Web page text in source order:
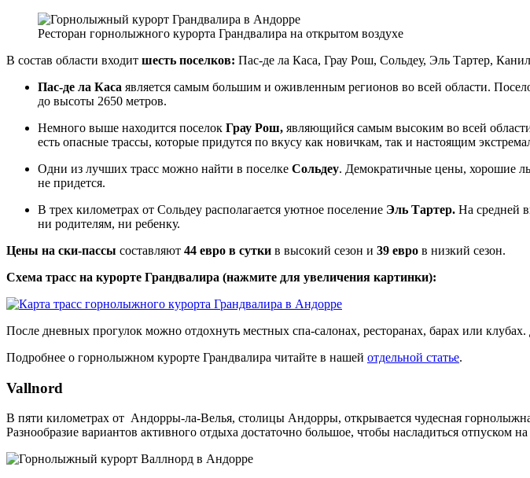
Ресторан горнолыжного курорта Грандвалира на открытом воздухе
В состав области входит шесть поселков: Пас-де ла Каса, Грау Рош, Сольдеу, Эль Тартер,
Пас-де ла Каса является самым большим и оживленным регионов во всей области.
до высоты 2650 метров.
Немного выше находится поселок Грау Рош, являющийся самым высоким во всей
есть опасные трассы, которые придутся по вкусу как новичкам, так и настоящим
Одни из лучших трасс можно найти в поселке Сольдеу. Демократичные цены, хорошие
не придется.
В трех километрах от Сольдеу располагается уютное поселение Эль Тартер. На средней
ни родителям, ни ребенку.
Цены на ски-пассы составляют 44 евро в сутки в высокий сезон и 39 евро в низкий сезон.
Схема трасс на курорте Грандвалира (нажмите для увеличения картинки):
После дневных прогулок можно отдохнуть местных спа-салонах, ресторанах, барах или
Подробнее о горнолыжном курорте Грандвалира читайте в нашей отдельной статье.
Vallnord
В пяти километрах от Андорры-ла-Велья, столицы Андорры, открывается чудесная
Разнообразие вариантов активного отдыха достаточно большое, чтобы насладиться отпуском на